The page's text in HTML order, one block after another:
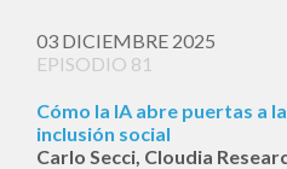
03 DICIEMBRE 2025
EPISODIO 81
Cómo la IA abre puertas a
inclusión social
Carlo Secci, Cloudia